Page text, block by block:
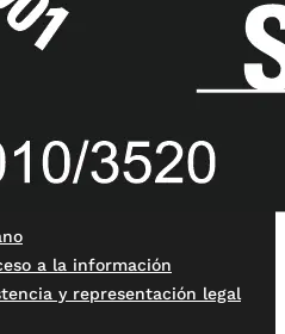
a la información
y representación legal